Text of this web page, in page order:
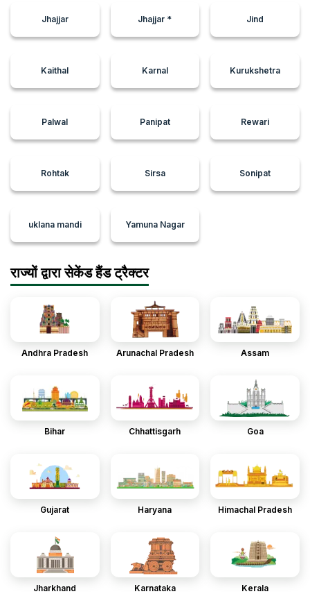
Farmtrac 45 Champion (45HP) उन किसानों के लिए एक आदर्श
ट्रैक्टर है जो दमदार Farmtrac ट्रैक्टर खरीदकर भी पैसे बचाना चाहते हैं।
और शक्तिशाली इंजन, हाई-एंड ट्रांसमिशन और अन्य उन्नत सुविधाओं का आनंद
Samalkha, Panipat, Haryana के किसान किसी विश्वसनीय विक्रेता से
सेकेंड-हैंड Farmtrac 45 Champion (45HP) ट्रैक्टर आसानी से खरीद
सकें।
Jhajjar Jhajjar * Jind
Kaithal Karnal Kurukshetra
Palwal Panipat Rewari
Rohtak Sirsa Sonipat
uklana mandi Yamuna Nagar
राज्यों द्वारा सेकेंड हैंड ट्रैक्टर
Andhra Pradesh Arunachal Pradesh Assam
Bihar Chhattisgarh Goa
Gujarat Haryana Himachal Pradesh
Jharkhand Karnataka Kerala